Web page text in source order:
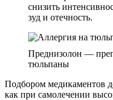
снизить
зуд и отечность.
Преднизолон —
тюльпаны
Подбором медикаментов
как при самолечении